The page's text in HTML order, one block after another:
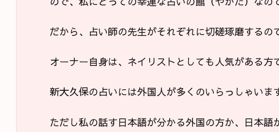
だから、占い師の先生がそれぞれに切磋琢磨するの
オーナー自身は、ネイリストとしても人気がある方
新大久保の占いには外国人が多くのいらっしゃいま
ただし私の話す日本語が分かる外国の方か、日本